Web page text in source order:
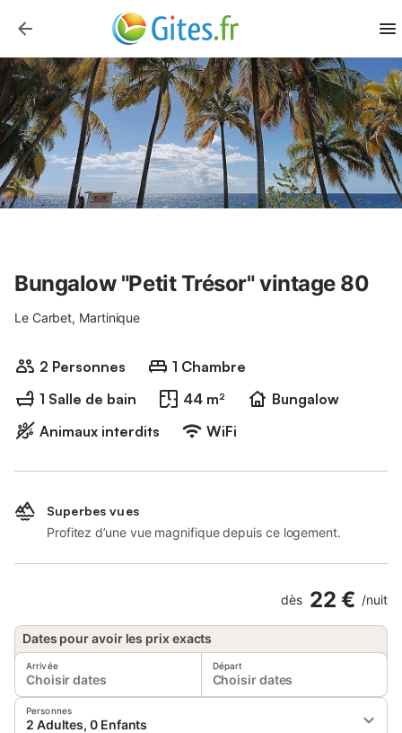
Bungalow "Petit Trésor" vintage 80
Le Carbet, Martinique
2 Personnes
1 Chambre
1 Salle de bain
44 m²
Bungalow
Animaux interdits
WiFi
Superbes vues
Profitez d’une vue magnifique depuis ce logement.
dès 22 € /nuit
Dates pour avoir les prix exacts
Arrivée
Choisir dates
Départ
Choisir dates
Personnes
2 Adultes, 0 Enfants